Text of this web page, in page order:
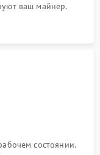
ваш майнер.
состоянии.